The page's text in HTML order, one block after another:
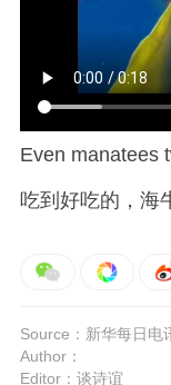
Even manatees
吃到好吃的，海
Source：新华每日电
Author：
Editor：谈诗谊